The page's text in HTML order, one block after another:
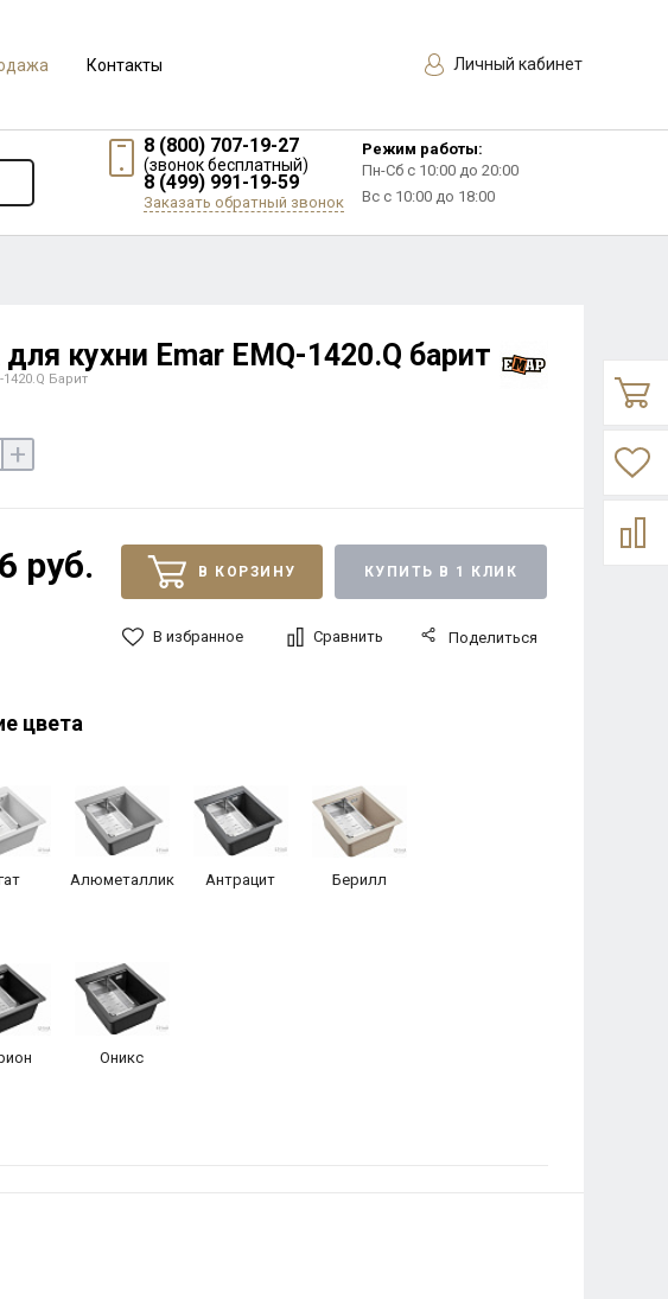
Контакты Личный кабинет
8 (800) 707-19-27
(звонок бесплатный)
8 (499) 991-19-59
Заказать обратный звонок
Режим работы:
Пн-Сб с 10:00 до 20:00
Вс с 10:00 до 18:00
кухни Еmar EMQ-1420.Q барит
1420.Q Барит
+
руб. В КОРЗИНУ КУПИТЬ В 1 КЛИК
В избранное Сравнить Поделиться
цвета
Алюметаллик Антрацит Берилл
Оникс